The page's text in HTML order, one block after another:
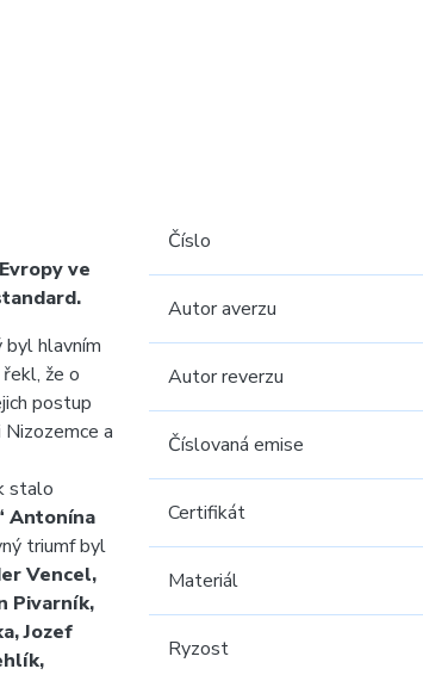
ve
hlavním
že o
postup
a
stalo
Antonína
triumf byl
Vencel,
Pivarník,
Jozef
Číslo
Autor averzu
Autor reverzu
Číslovaná emise
Certifikát
Materiál
Ryzost